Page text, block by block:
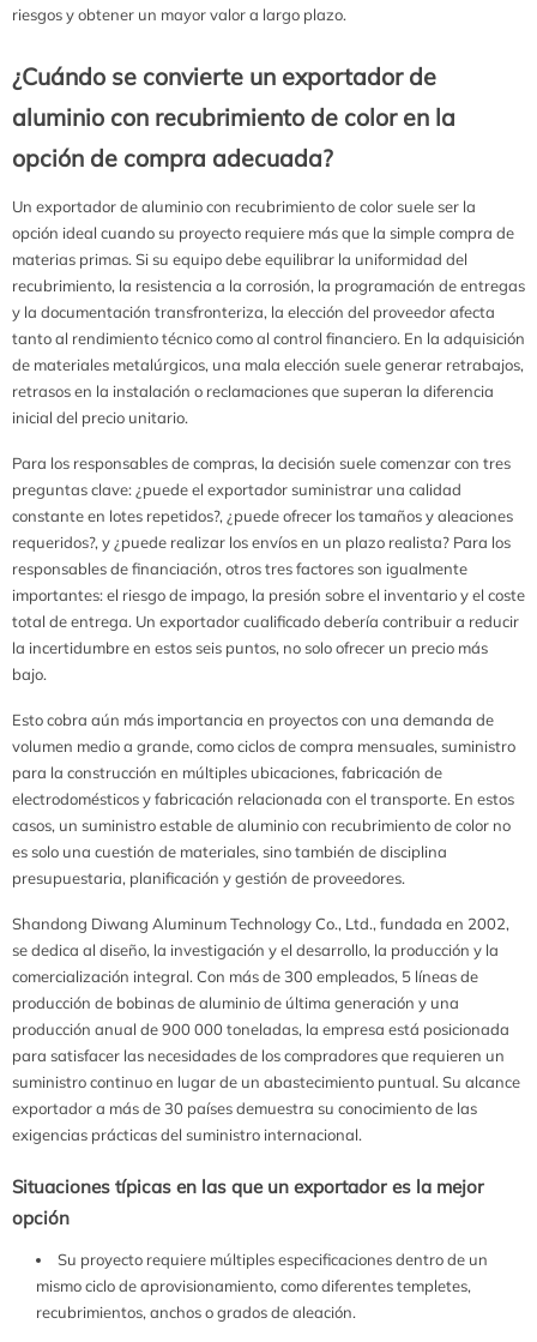
riesgos y obtener un mayor valor a largo plazo.
¿Cuándo se convierte un exportador de
aluminio con recubrimiento de color en la
opción de compra adecuada?
Un exportador de aluminio con recubrimiento de color suele ser la
opción ideal cuando su proyecto requiere más que la simple compra de
materias primas. Si su equipo debe equilibrar la uniformidad del
recubrimiento, la resistencia a la corrosión, la programación de entregas
y la documentación transfronteriza, la elección del proveedor afecta
tanto al rendimiento técnico como al control financiero. En la adquisición
de materiales metalúrgicos, una mala elección suele generar retrabajos,
retrasos en la instalación o reclamaciones que superan la diferencia
inicial del precio unitario.
Para los responsables de compras, la decisión suele comenzar con tres
preguntas clave: ¿puede el exportador suministrar una calidad
constante en lotes repetidos?, ¿puede ofrecer los tamaños y aleaciones
requeridos?, y ¿puede realizar los envíos en un plazo realista? Para los
responsables de financiación, otros tres factores son igualmente
importantes: el riesgo de impago, la presión sobre el inventario y el coste
total de entrega. Un exportador cualificado debería contribuir a reducir
la incertidumbre en estos seis puntos, no solo ofrecer un precio más
bajo.
Esto cobra aún más importancia en proyectos con una demanda de
volumen medio a grande, como ciclos de compra mensuales, suministro
para la construcción en múltiples ubicaciones, fabricación de
electrodomésticos y fabricación relacionada con el transporte. En estos
casos, un suministro estable de aluminio con recubrimiento de color no
es solo una cuestión de materiales, sino también de disciplina
presupuestaria, planificación y gestión de proveedores.
Shandong Diwang Aluminum Technology Co., Ltd., fundada en 2002,
se dedica al diseño, la investigación y el desarrollo, la producción y la
comercialización integral. Con más de 300 empleados, 5 líneas de
producción de bobinas de aluminio de última generación y una
producción anual de 900 000 toneladas, la empresa está posicionada
para satisfacer las necesidades de los compradores que requieren un
suministro continuo en lugar de un abastecimiento puntual. Su alcance
exportador a más de 30 países demuestra su conocimiento de las
exigencias prácticas del suministro internacional.
Situaciones típicas en las que un exportador es la mejor
opción
Su proyecto requiere múltiples especificaciones dentro de un
mismo ciclo de aprovisionamiento, como diferentes templetes,
recubrimientos, anchos o grados de aleación.